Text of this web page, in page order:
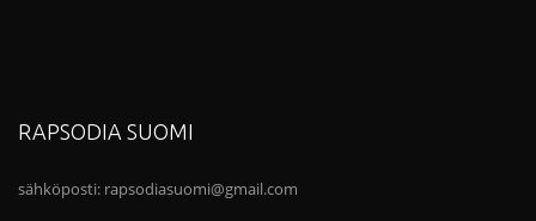
RAPSODIA SUOMI
sähköposti: rapsodiasuomi@gmail.com